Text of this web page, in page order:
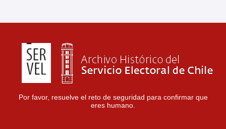
Por favor, resuelve el reto de seguridad para confirmar que
eres humano.